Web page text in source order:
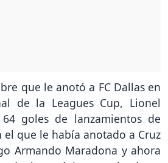
que le anotó a FC Dallas en
de la Leagues Cup, Lionel
goles de lanzamientos de
el que le había anotado a Cruz
Armando Maradona y ahora